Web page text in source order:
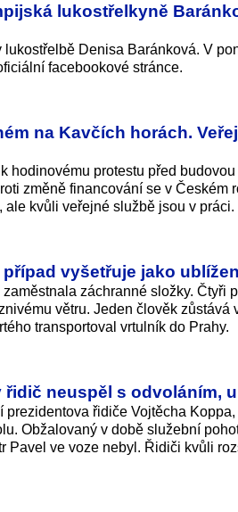
lukostřelkyně
Denisa Baránková. V
facebookové stránce.
na Kavčích horách.
hodinovému protestu před
změně financování se v Českém
kvůli veřejné službě jsou v práci.
vyšetřuje jako
záchranné složky. Čtyři
větru. Jeden člověk zůstává
transportoval vrtulník do Prahy.
neuspěl s odvoláním,
řidiče Vojtěcha
Obžalovaný v době služební
Pavel ve voze nebyl. Řidiči kvůli